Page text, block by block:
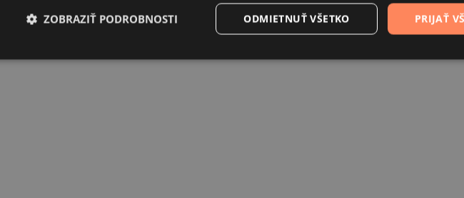
PRIJAŤ
ODMIETNUŤ VŠETKO
ZOBRAZIŤ PODROBNOSTI